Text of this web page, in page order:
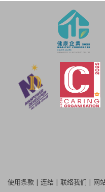
使用条款 | 连结 | 联络我们 | 网